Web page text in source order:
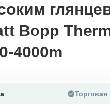
Bopp
4000m
Bopp
4000m